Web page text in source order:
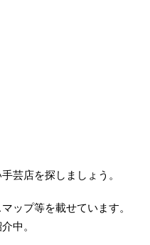
芸店を探しましょう。
ップ等を載せています。
中。